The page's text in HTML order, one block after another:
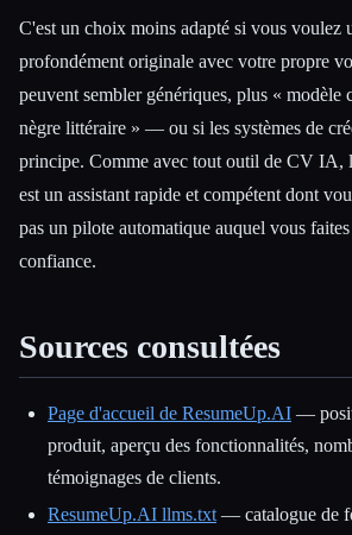
C'est un choix moins adapté si vous voulez
profondément originale avec votre propre
peuvent sembler génériques, plus « modèle
nègre littéraire » — ou si les systèmes de
principe. Comme avec tout outil de CV IA,
est un assistant rapide et compétent dont
pas un pilote automatique auquel vous
confiance.
Sources consultées
Page d'accueil de ResumeUp.AI —
produit, aperçu des fonctionnalités,
témoignages de clients.
ResumeUp.AI llms.txt— catalogue de